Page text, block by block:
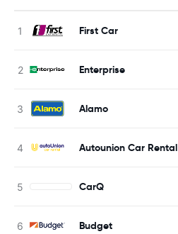
First Car
Enterprise
Alamo
Autounion Car Rental
CarQ
Budget